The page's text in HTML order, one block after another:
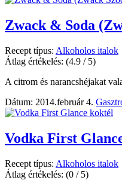
Zwack & Soda
Recept típus: Alkoholos italok
Átlag értékelés: (4.9 / 5)
A citrom és narancshéjakat
Dátum: 2014.február 4.
Vodka First
Recept típus: Alkoholos italok
Átlag értékelés: (0 / 5)